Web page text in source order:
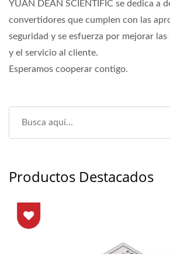
YUAN DEAN SCIENTIFIC se dedica a
convertidores que cumplen con las
seguridad y se esfuerza por mejorar
y el servicio al cliente.
Esperamos cooperar contigo.
Productos Destacados